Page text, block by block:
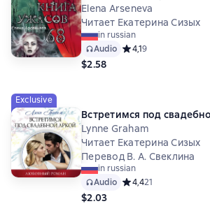
Elena Arseneva
Читает Екатерина Сизых
in russian
Audio Средний рейтинг 4,1
4,19
$2.58
Exclusive
Встретимся под
Lynne Graham
Читает Екатерина Сизых
Перевод В. А. Свеклина
in russian
Audio Средний рейтинг 4,4
4,421
$2.03